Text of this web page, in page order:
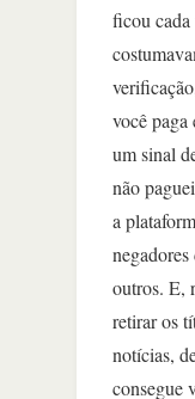
ficou cada
você paga
um sinal
não
a
outros. E,
retirar os
notícias,
consegue